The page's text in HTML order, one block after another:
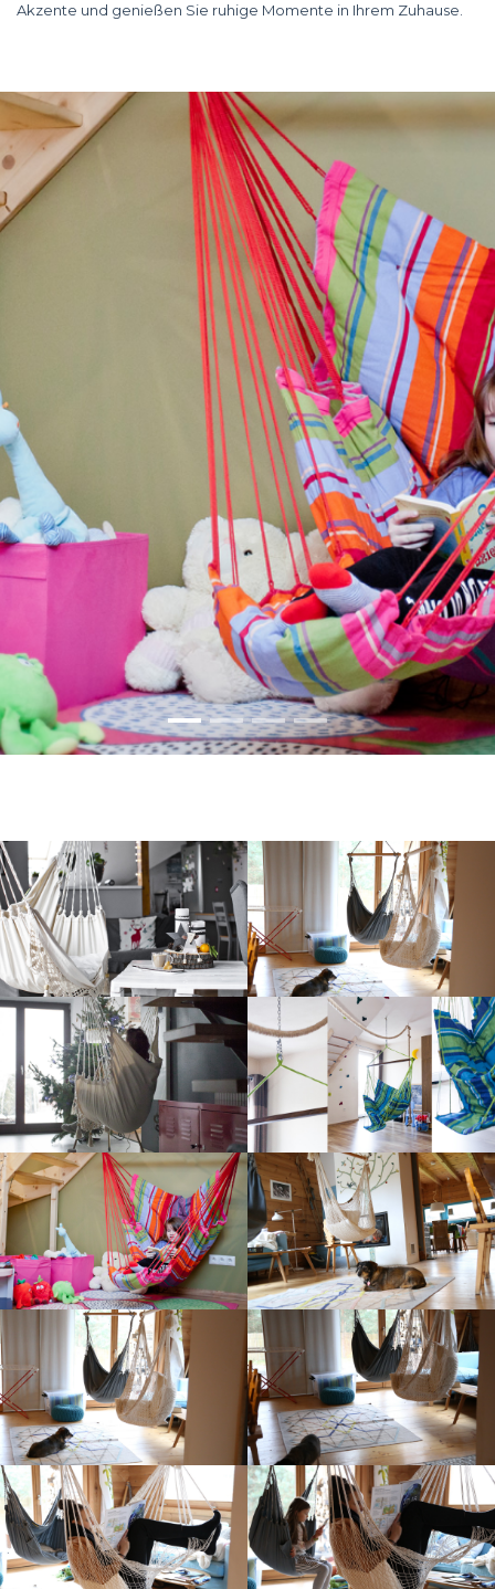
Akzente und genießen Sie ruhige Momente in Ihrem Zuhause.